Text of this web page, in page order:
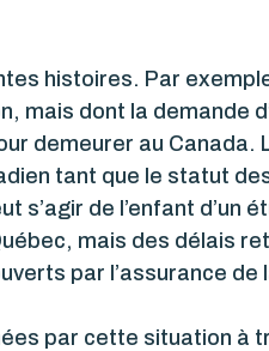
histoires. Par
mais dont la demande
demeurer au Canada.
tant que le statut
de l’enfant d’un
mais des délais
par l’assurance
par cette situation à